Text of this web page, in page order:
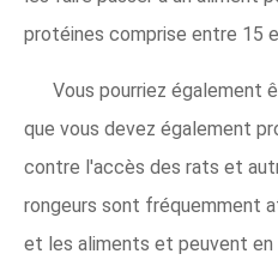
protéines comprise entre 15
Vous pourriez également
que vous devez également
contre l'accès des rats et
rongeurs sont fréquemment
et les aliments et peuvent